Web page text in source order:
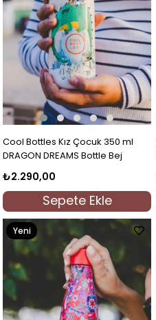
Cool Bottles Kız Çocuk 350 ml
DRAGON DREAMS Bottle Bej
₺2.290,00
Sepete Ekle
Yeni
Ürün